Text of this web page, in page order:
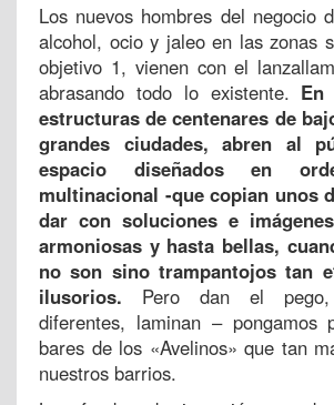
Los nuevos hombres del negocio
alcohol, ocio y jaleo en las zonas
objetivo 1, vienen con el
abrasando todo lo existente. En
estructuras de centenares de
grandes ciudades, abren al
espacio diseñados en
multinacional -que copian unos
dar con soluciones e
armoniosas y hasta bellas,
no son sino trampantojos tan
ilusorios. Pero dan el pego,
diferentes, laminan –
bares de los «Avelinos» que tan
nuestros barrios.